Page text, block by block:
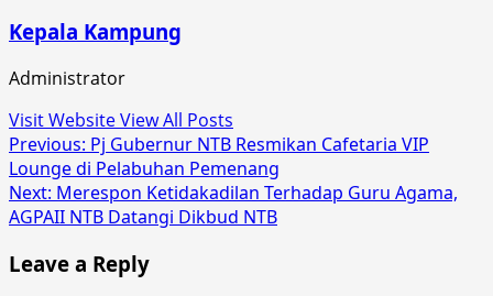
Kepala Kampung
Administrator
Visit WebsiteView All Posts
Post
navigation
Previous: Pj Gubernur NTB Resmikan Cafetaria VIP
Lounge di Pelabuhan Pemenang
Next: Merespon Ketidakadilan Terhadap Guru Agama,
AGPAII NTB Datangi Dikbud NTB
Leave a Reply